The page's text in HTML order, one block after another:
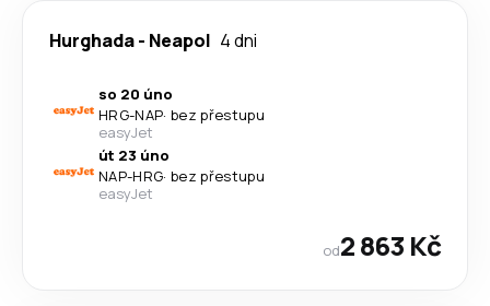
Hurghada- Neapol 4 dni
so 20 úno
HRG-NAP· bez přestupu
easyJet
út 23 úno
NAP-HRG· bez přestupu
easyJet
od2 863 Kč